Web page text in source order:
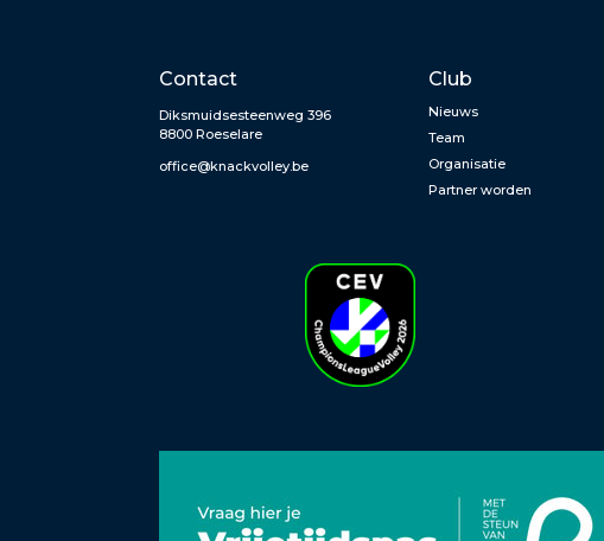
Contact
Diksmuidsesteenweg 396
8800 Roeselare
office@knackvolley.be
Club
Nieuws
Team
Organisatie
Partner worden